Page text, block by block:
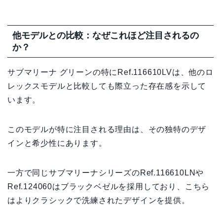
他モデルとの比較：なぜこれほど注目されるの
か？
サブマリーナ グリーンの特にRef.116610LVは、他のロ
レックスモデルと比較しても際立った存在感を示して
います。
このモデルが特に注目される理由は、その独特のデザ
インと希少性にあります。
一方で同じサブマリーナシリーズのRef.116610LNや
Ref.124060はブラックベゼルを採用しており、こちら
はよりクラシックで洗練されたデザインを提供。